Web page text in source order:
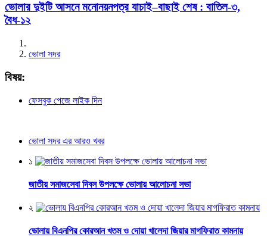
ভোলার দুইটি আসনে মনোনয়নপত্র যাচাই–বাছাই শেষ : বাতিল-৩,
বৈধ-১২
ভোলা সদর
বিষয়:
ফেসবুক পেজে লাইক দিন
ভোলা সদর এর আরও খবর
১
জাতীয় সমাজসেবা দিবস উপলক্ষে ভোলায় আলোচনা সভা
২
ভোলায় বিএনপির কোরআন খতম ও দোয়া খালেদা জিয়ার মাগফিরাত কামনায়